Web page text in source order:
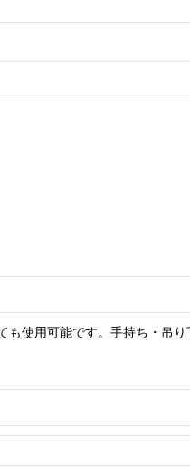
使用可能です。手持ち・吊り